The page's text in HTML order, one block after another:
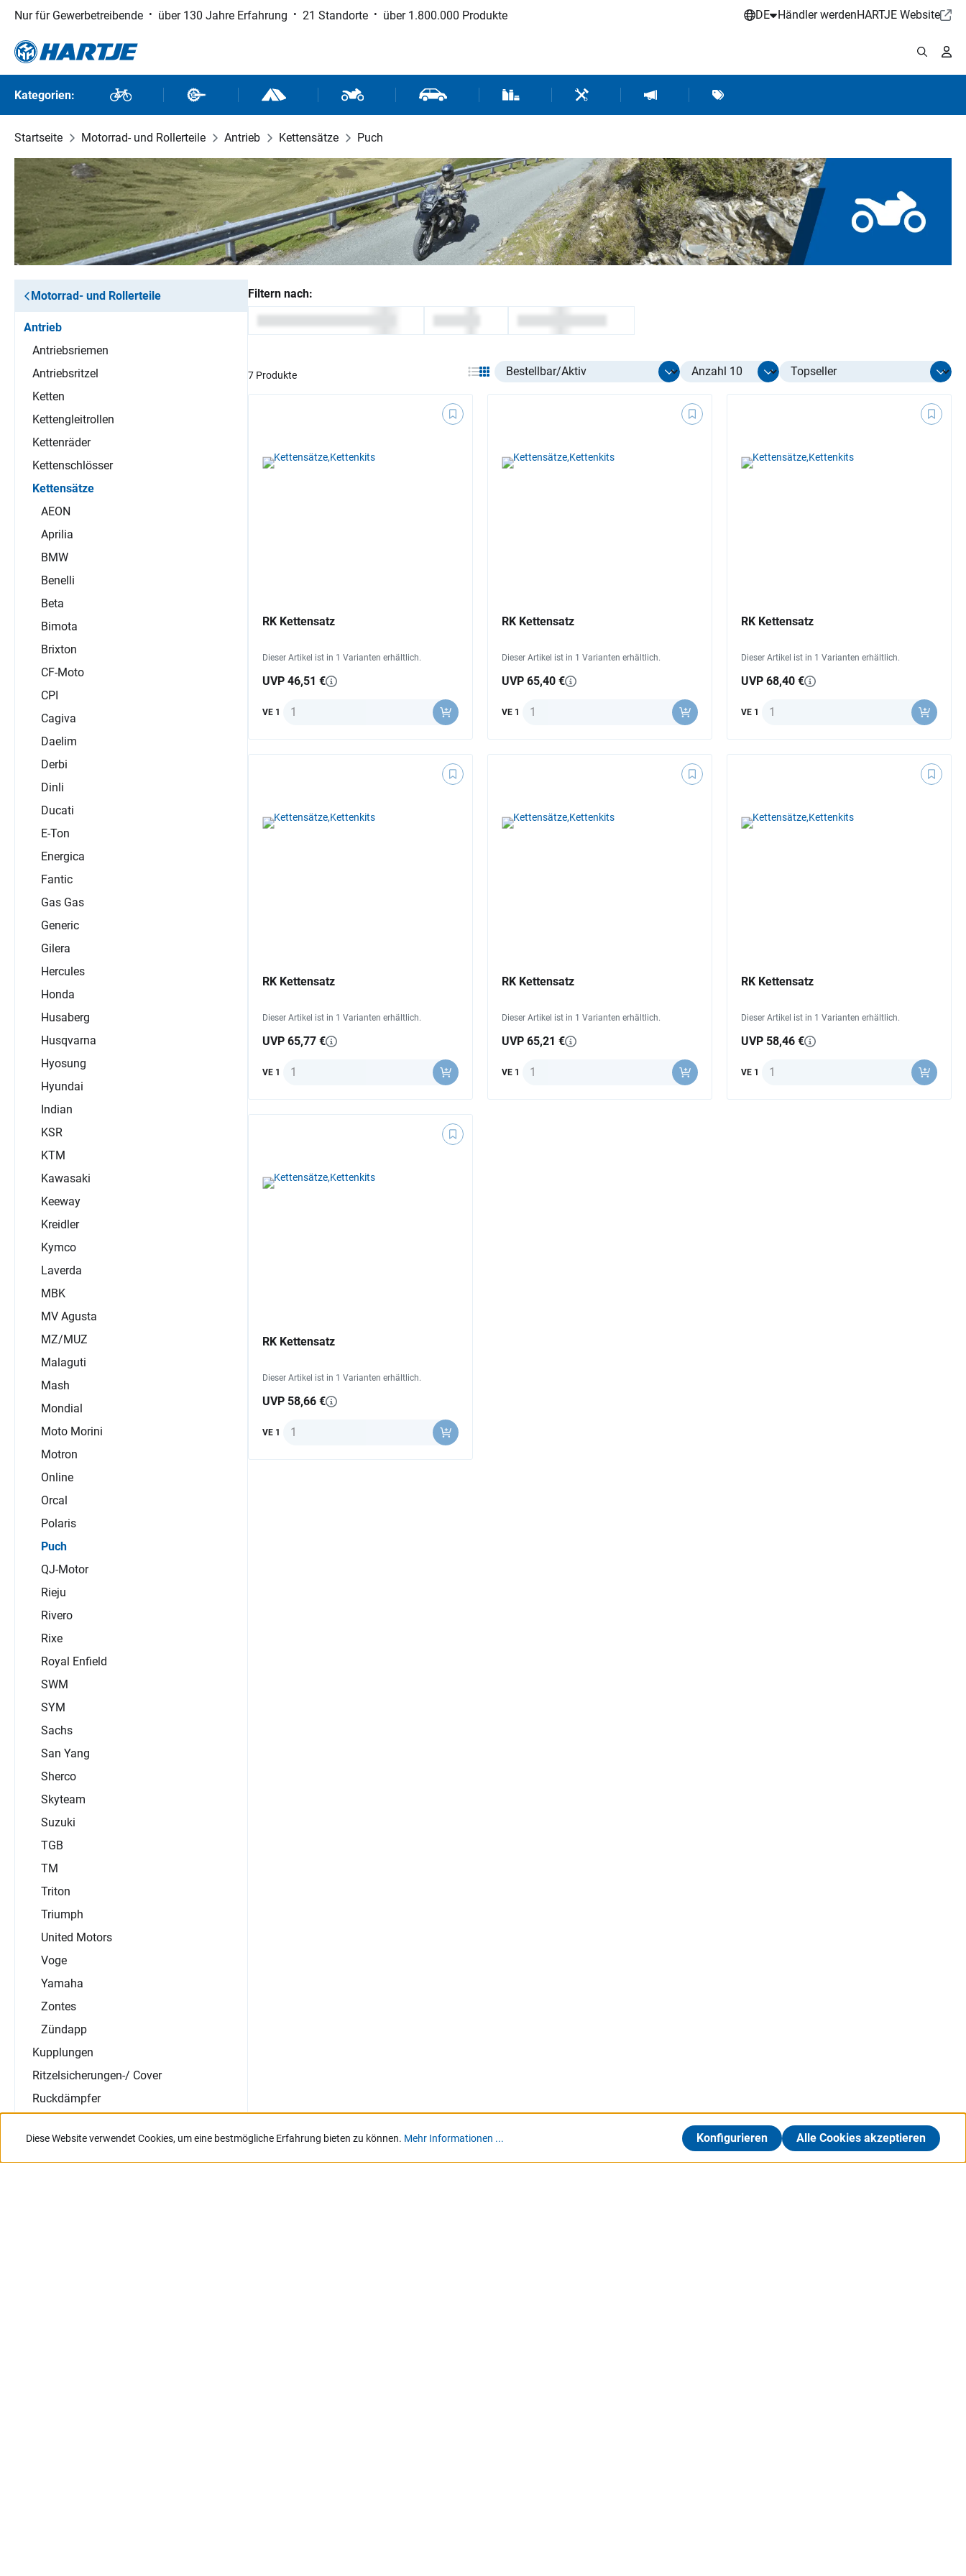
Hauptinhalt springen
Zur Suche springen
Zur Hauptnavigation springen
Nur für Gewerbetreibende über 130 Jahre Erfahrung 21 Standorte über 1.800.000 Produkte DE Händler werdenHARTJE Website
Kategorien: Fahrräder Fahrradteile Outdoor und SportMotorrad- und RollerteileFahrzeugteile und ZubehörVerbrauchsmaterial / Werkstattbedarf
Werkzeuge / Werkstattausrüstung
Hartje MarketingMarken
Startseite Motorrad- und Rollerteile Antrieb Kettensätze Puch
Motorrad- und Rollerteile
Antrieb
Antriebsriemen
Antriebsritzel
Ketten
Kettengleitrollen
Kettenräder
Kettenschlösser
Kettensätze
AEON
Aprilia
BMW
Benelli
Beta
Bimota
Brixton
CF-Moto
CPI
Cagiva
Daelim
Derbi
Dinli
Ducati
E-Ton
Energica
Fantic
Gas Gas
Generic
Gilera
Hercules
Honda
Husaberg
Husqvarna
Hyosung
Hyundai
Indian
KSR
KTM
Kawasaki
Keeway
Kreidler
Kymco
Laverda
MBK
MV Agusta
MZ/MUZ
Malaguti
Mash
Mondial
Moto Morini
Motron
Online
Orcal
Polaris
Puch
QJ-Motor
Rieju
Rivero
Rixe
Royal Enfield
SWM
SYM
Sachs
San Yang
Sherco
Skyteam
Suzuki
TGB
TM
Triton
Triumph
United Motors
Voge
Yamaha
Zontes
Zündapp
Kupplungen
Ritzelsicherungen-/ Cover
Ruckdämpfer
Filtern nach:
7 Produkte Select listing item type Select limit
RK Kettensatz
Dieser Artikel ist in 1 Varianten erhältlich.
UVP 46,51 €
VE 1 Anzahl
RK Kettensatz
Dieser Artikel ist in 1 Varianten erhältlich.
UVP 65,40 €
VE 1 Anzahl
RK Kettensatz
Dieser Artikel ist in 1 Varianten erhältlich.
UVP 68,40 €
VE 1 Anzahl
RK Kettensatz
Dieser Artikel ist in 1 Varianten erhältlich.
UVP 65,77 €
VE 1 Anzahl
RK Kettensatz
Dieser Artikel ist in 1 Varianten erhältlich.
UVP 65,21 €
VE 1 Anzahl
RK Kettensatz
Dieser Artikel ist in 1 Varianten erhältlich.
UVP 58,46 €
VE 1 Anzahl
RK Kettensatz
Dieser Artikel ist in 1 Varianten erhältlich.
UVP 58,66 €
VE 1 Anzahl
Diese Website verwendet Cookies, um eine bestmögliche Erfahrung bieten zu können. Mehr Informationen ... Konfigurieren Alle Cookies akzeptieren